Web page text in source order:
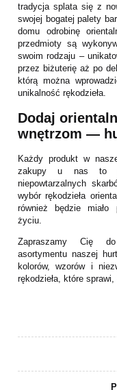
tradycja splata się z
swojej bogatej palety
domu odrobinę
przedmioty są
swoim rodzaju –
przez biżuterię aż po
którą można
unikalność rękodzieła.
Dodaj
wnętrzom —
Każdy produkt w
zakupy u nas to
niepowtarzalnych
wybór rękodzieła
również będzie miało
życiu.
Zapraszamy Cię do
asortymentu naszej
kolorów, wzorów i
rękodzieła, które